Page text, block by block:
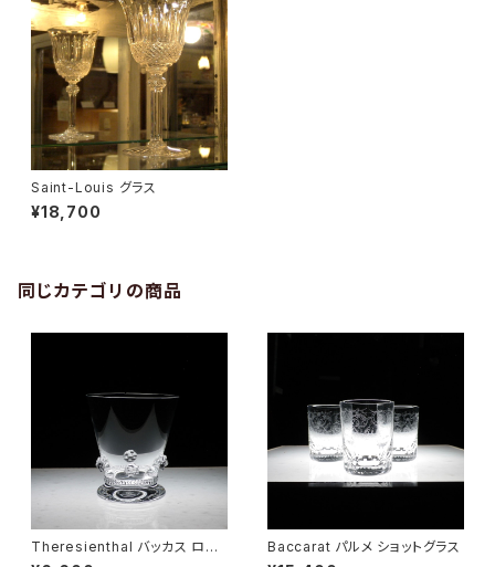
Saint-Louis グラス
¥18,700
同じカテゴリの商品
Theresienthal バッカス ロゼ
ット リキュールグラス
Baccarat パルメ ショットグラス